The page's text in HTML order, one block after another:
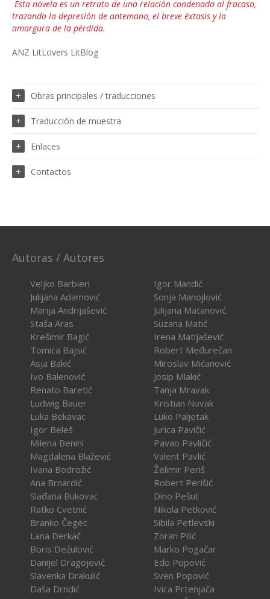
Esta novela es un retrato de una relación condenada al fracaso,
trazando la depresión de antemano, el breve éxtasis y la
amargura de la pérdida.
ANZ LitLovers LitBlog
Obras principales / traducciones
Traducción de muestra
Enlaces
Contactos
Autoras / Autores
Veljko Barbieri
Julijana Adamović
Marija Andrijašević
Staša Aras
Krešimir Bagić
Tomica Bajsić
Asja Bakić
Ivo Balenović
Renato Baretić
Ludwig Bauer
Luka Bekavac
Igor Beleš
Milena Benini
Magdalena Blažević
Ivana Bodrožić
Ana Brnardić
Slađana Bukovac
Ratko Cvetnić
Branko Čegec
Lana Derkač
Boris Dežulović
Danijel Dragojević
Slavenka Drakulić
Daša Drndić
Igor Mandić
Sonja Manojlović
Julijana Matanović
Suzana Matić
Irena Matijašević
Robert Međurečan
Miroslav Mićanović
Josip Mlakić
Tanja Mravak
Kristian Novak
Luko Paljetak
Jurica Pavičić
Pavao Pavličić
Valent Pavlić
Želimir Periš
Robert Perišić
Dino Pešut
Nikola Petković
Sibila Petlevski
Zoran Pilić
Marko Pogačar
Edo Popović
Sven Popović
Ivica Prtenjača